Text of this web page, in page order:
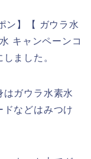
ン】【 ガウラ水
キャンペーンコ
ました。
はガウラ水素水
などはみつけ